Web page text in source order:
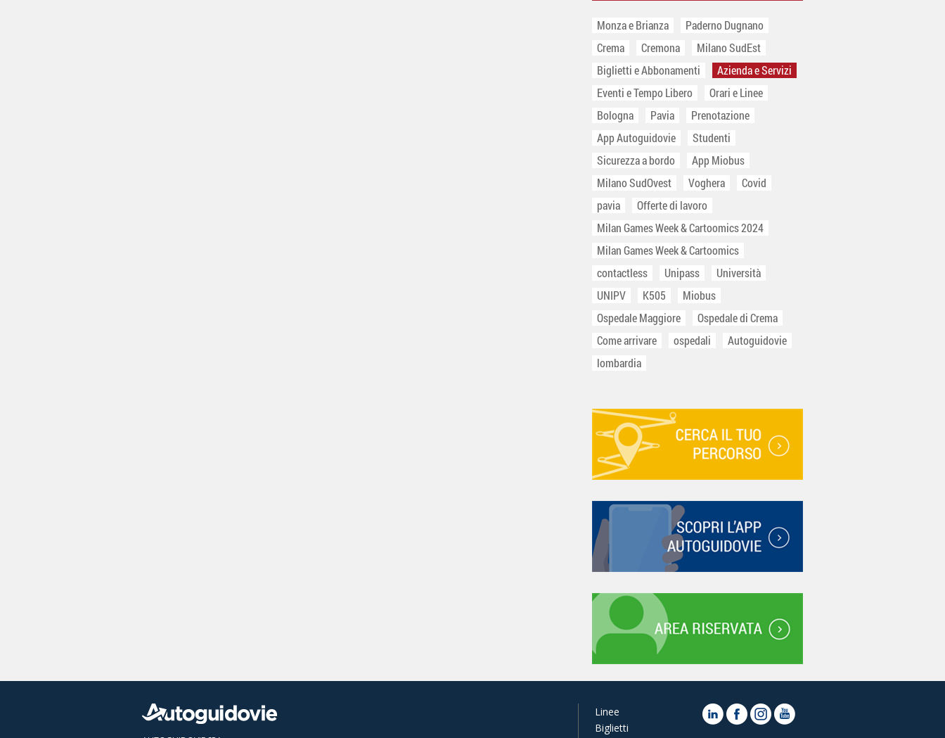
Monza e Brianza
Paderno Dugnano
Crema
Cremona
Milano SudEst
Biglietti e Abbonamenti
Azienda e Servizi
Eventi e Tempo Libero
Orari e Linee
Bologna
Pavia
Prenotazione
App Autoguidovie
Studenti
Sicurezza a bordo
App Miobus
Milano SudOvest
Voghera
Covid
pavia
Offerte di lavoro
Milan Games Week & Cartoomics 2024
Milan Games Week & Cartoomics
contactless
Unipass
Università
UNIPV
K505
Miobus
Ospedale Maggiore
Ospedale di Crema
Come arrivare
ospedali
Autoguidovie
lombardia
Linee
Biglietti